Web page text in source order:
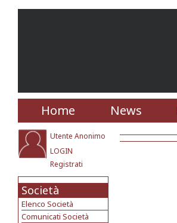
Home News
Utente Anonimo
LOGIN
Registrati
Società
Elenco Società
Comunicati Società